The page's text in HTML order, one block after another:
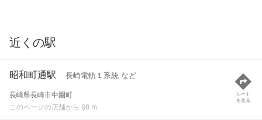
近くの駅
昭和町通駅 長崎電軌１系統 など
長崎県長崎市中園町
このページの店舗から 98 m
ルート
を見る